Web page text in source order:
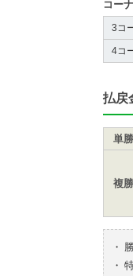
コー
3コ
4コ
払戻
単勝
複勝
・
・